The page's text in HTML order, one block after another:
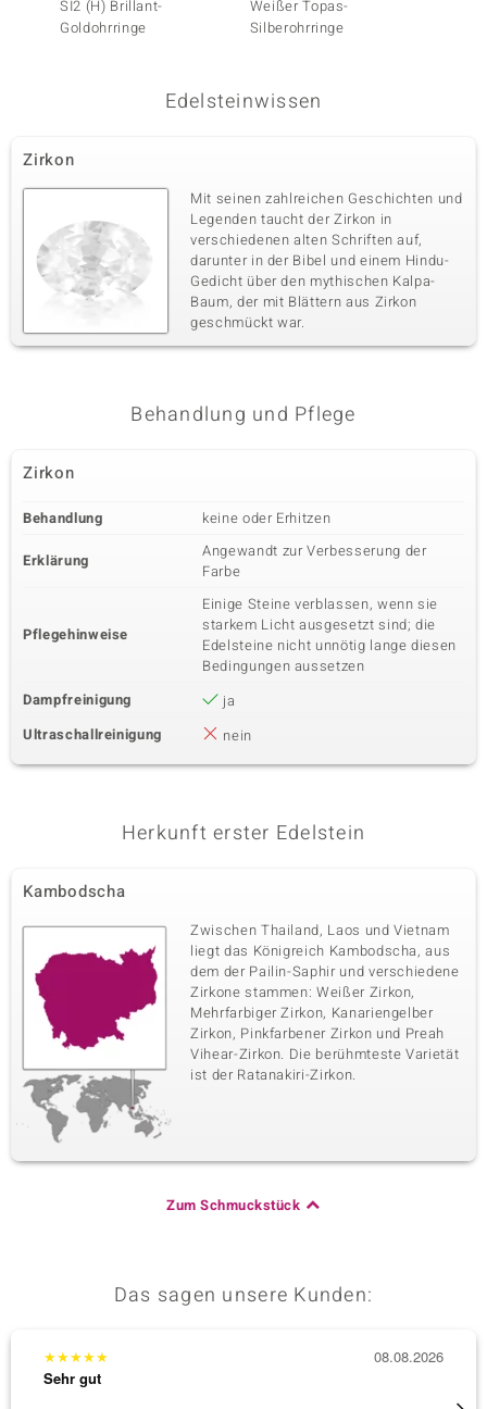
SI2 (H) Brillant-
Goldohrringe
Weißer Topas-
Silberohrringe
Edelsteinwissen
Zirkon
Mit seinen zahlreichen Geschichten und
Legenden taucht der Zirkon in
verschiedenen alten Schriften auf,
darunter in der Bibel und einem Hindu-
Gedicht über den mythischen Kalpa-
Baum, der mit Blättern aus Zirkon
geschmückt war.
Behandlung und Pflege
Zirkon
Behandlung keine oder Erhitzen
Erklärung
Angewandt zur Verbesserung der
Farbe
Pflegehinweise
Einige Steine verblassen, wenn sie
starkem Licht ausgesetzt sind; die
Edelsteine nicht unnötig lange diesen
Bedingungen aussetzen
Dampfreinigung
ja
Ultraschallreinigung
nein
Herkunft erster Edelstein
Kambodscha
Zwischen Thailand, Laos und Vietnam
liegt das Königreich Kambodscha, aus
dem der Pailin-Saphir und verschiedene
Zirkone stammen: Weißer Zirkon,
Mehrfarbiger Zirkon, Kanariengelber
Zirkon, Pinkfarbener Zirkon und Preah
Vihear-Zirkon. Die berühmteste Varietät
ist der Ratanakiri-Zirkon.
Zum Schmuckstück
Das sagen unsere Kunden:
★★★★★
Sehr gut
08.08.2026